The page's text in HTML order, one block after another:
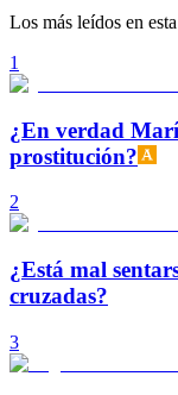
Los más leídos en
1
¿En verdad
prostitución?
2
¿Está mal
cruzadas?
3